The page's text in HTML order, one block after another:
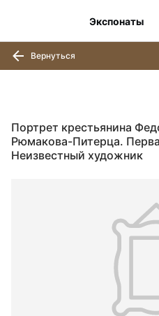
Экспонаты
Вернуться
Портрет крестьянина
Рюмакова-Питерца.
Неизвестный художник